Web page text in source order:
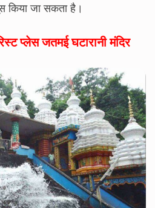
जा सकता है।
प्लेस जतमई घटारानी मंदिर